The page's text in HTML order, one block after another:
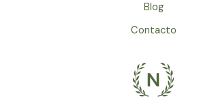
Blog
Contacto